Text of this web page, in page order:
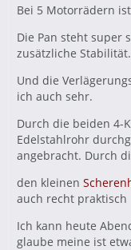
Bei 5 Motorrädern
Die Pan steht super
zusätzliche Stabilität.
Und die
ich auch sehr.
Durch die beiden 4-
Edelstahlrohr
angebracht. Durch
den kleinen
auch recht praktisch
Ich kann heute
glaube meine ist